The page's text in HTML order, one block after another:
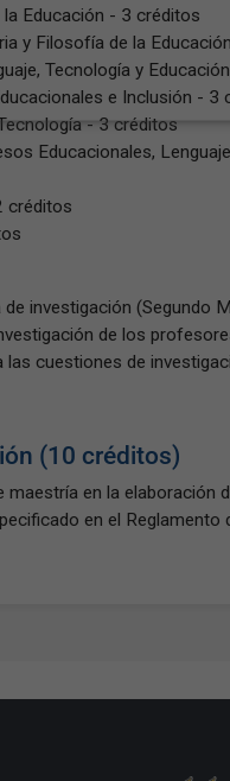
Educación - 3 créditos
y Filosofía de la
Tecnología y Educación
e Inclusión - 3
- 3 créditos
Educacionales,
créditos
investigación (Segundo
de los
cuestiones de
(10 créditos)
maestría en la elaboración
en el Reglamento